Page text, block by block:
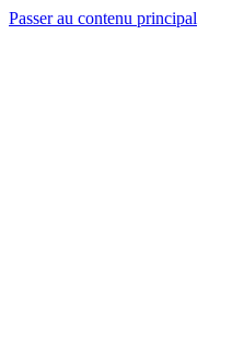
Passer au contenu principal